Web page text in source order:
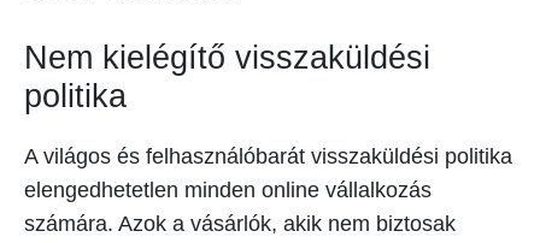
Nem kielégítő visszaküldési
politika
A világos és felhasználóbarát visszaküldési politika
elengedhetetlen minden online vállalkozás
számára. Azok a vásárlók, akik nem biztosak